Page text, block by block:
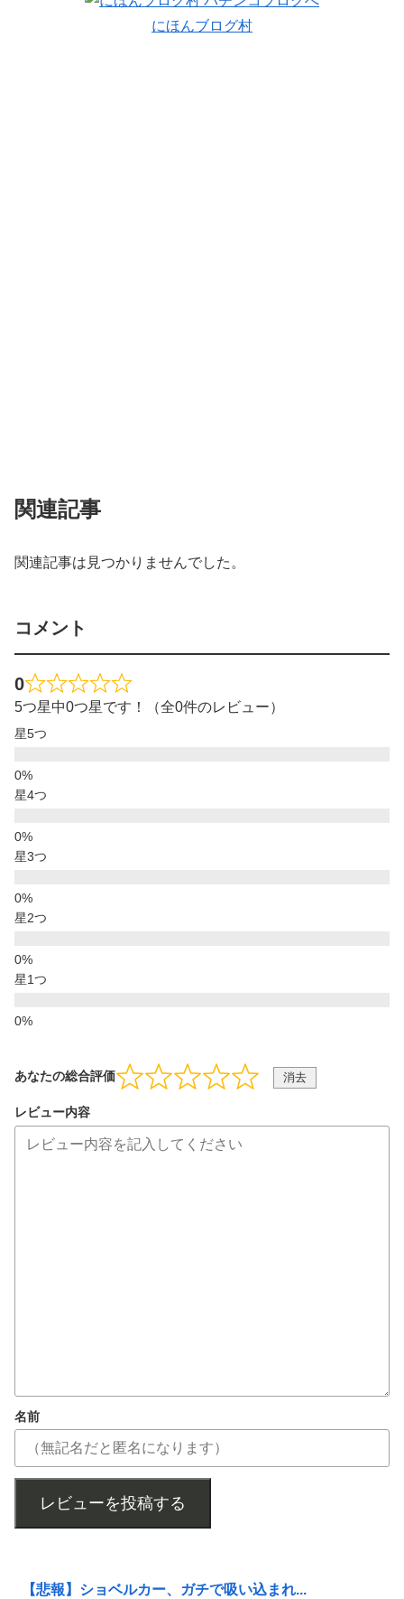
にほんブログ村
関連記事
関連記事は見つかりませんでした。
コメント
0
5つ星中0つ星です！（全0件のレビュー）
星5つ
星4つ
星3つ
星2つ
星1つ
あなたの総合評価 消去
レビュー内容
名前
レビューを投稿する
【悲報】ショベルカー、ガチで吸い込まれ...